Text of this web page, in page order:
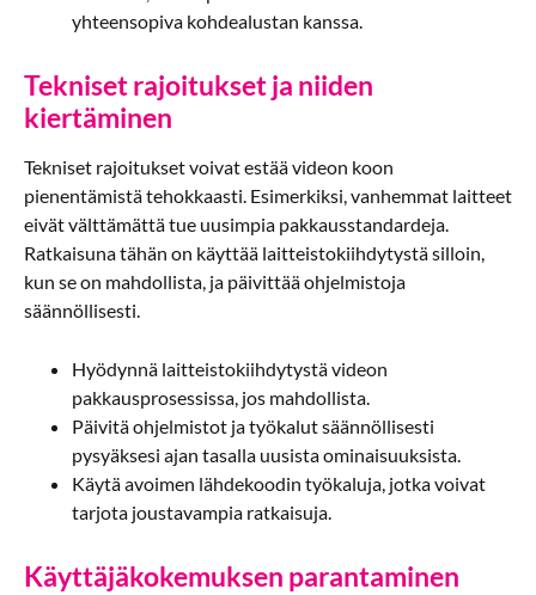
yhteensopiva kohdealustan kanssa.
Tekniset rajoitukset ja niiden
kiertäminen
Tekniset rajoitukset voivat estää videon koon
pienentämistä tehokkaasti. Esimerkiksi, vanhemmat laitteet
eivät välttämättä tue uusimpia pakkausstandardeja.
Ratkaisuna tähän on käyttää laitteistokiihdytystä silloin,
kun se on mahdollista, ja päivittää ohjelmistoja
säännöllisesti.
Hyödynnä laitteistokiihdytystä videon
pakkausprosessissa, jos mahdollista.
Päivitä ohjelmistot ja työkalut säännöllisesti
pysyäksesi ajan tasalla uusista ominaisuuksista.
Käytä avoimen lähdekoodin työkaluja, jotka voivat
tarjota joustavampia ratkaisuja.
Käyttäjäkokemuksen parantaminen